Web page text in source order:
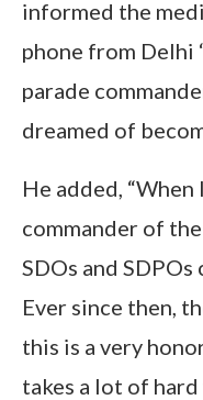
informed the
phone from Delhi
parade
dreamed of
He added, “When
commander of
SDOs and
Ever since then,
this is a very
takes a lot of